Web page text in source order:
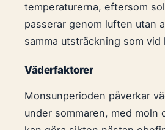
temperaturerna, eftersom
passerar genom luften utan
samma utsträckning som vid
Väderfaktorer
Monsunperioden påverkar
under sommaren, med moln